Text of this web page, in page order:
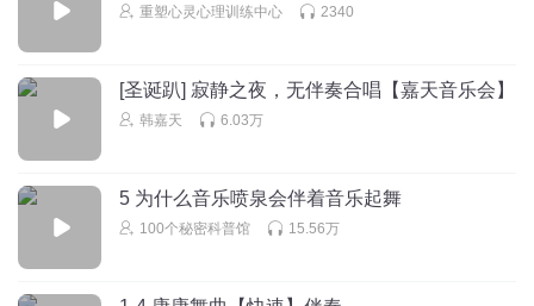
重塑心灵心理训练中心 2340
[圣诞趴] 寂静之夜，无伴奏合唱【嘉天音乐会】
韩嘉天 6.03万
5 为什么音乐喷泉会伴着音乐起舞
100个秘密科普馆 15.56万